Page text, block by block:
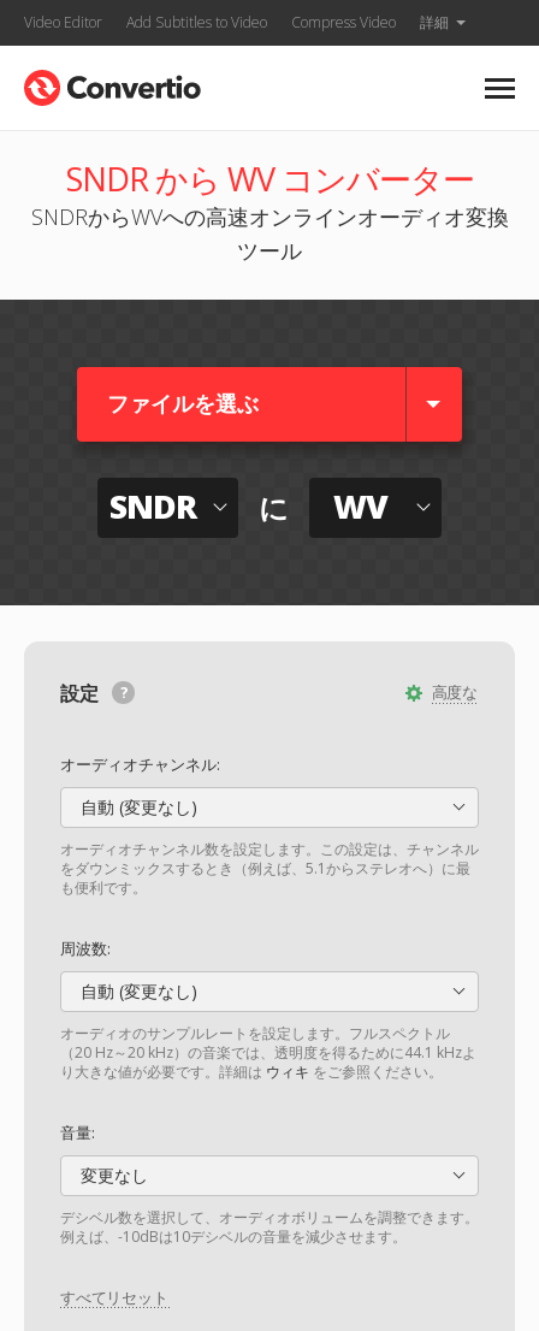
Video Editor Add Subtitles to Video Compress Video 詳細
SNDR から WV コンバーター
SNDRからWVへの高速オンラインオーディオ変換
ツール
ファイルを選ぶ
SNDR に WV
高度な
設定
オーディオチャンネル:
自動 (変更なし)
オーディオチャンネル数を設定します。この設定は、チャンネル
をダウンミックスするとき（例えば、5.1からステレオへ）に最
も便利です。
周波数:
自動 (変更なし)
オーディオのサンプルレートを設定します。フルスペクトル
（20 Hz～20 kHz）の音楽では、透明度を得るために44.1 kHzよ
り大きな値が必要です。詳細は ウィキ をご参照ください。
音量:
変更なし
デシベル数を選択して、オーディオボリュームを調整できます。
例えば、-10dBは10デシベルの音量を減少させます。
すべてリセット